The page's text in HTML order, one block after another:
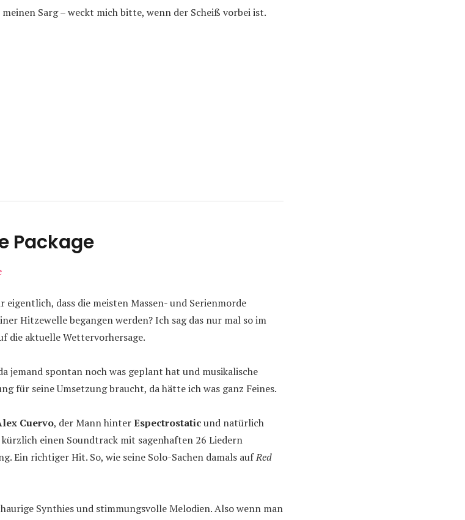
Sarg – weckt mich bitte, wenn der Scheiß vorbei ist.
Package
eigentlich, dass die meisten Massen- und Serienmorde
Hitzewelle begangen werden? Ich sag das nur mal so im
die aktuelle Wettervorhersage.
jemand spontan noch was geplant hat und musikalische
für seine Umsetzung braucht, da hätte ich was ganz Feines.
Cuervo, der Mann hinterEspectrostaticund natürlich
einen Soundtrack mit sagenhaften 26 Liedern
Ein richtiger Hit. So, wie seine Solo-Sachen damals aufRed
Synthies und stimmungsvolle Melodien. Also wenn man